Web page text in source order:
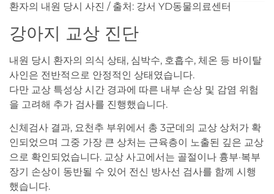
환자의 내원 당시 사진 / 출처: 강서 YD동물의료센터
강아지 교상 진단
내원 당시 환자의 의식 상태, 심박수, 호흡수, 체온 등 바이탈
사인은 전반적으로 안정적인 상태였습니다.
다만 교상 특성상 시간 경과에 따른 내부 손상 및 감염 위험
을 고려해 추가 검사를 진행했습니다.
신체검사 결과, 요천추 부위에서 총 3군데의 교상 상처가 확
인되었으며 그중 가장 큰 상처는 근육층이 노출된 깊은 교상
으로 확인되었습니다. 교상 사고에서는 골절이나 흉부·복부
장기 손상이 동반될 수 있어 전신 방사선 검사를 함께 시행
했습니다.